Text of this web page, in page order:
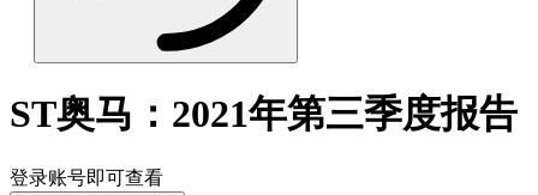
ST奥马：2021年第三季度报告
登录账号即可查看